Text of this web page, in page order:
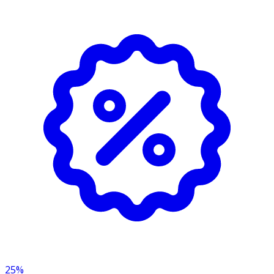
Aqua, Glycerin, Caprylic/Capric Triglyceride,
Pentaerythrityl Tetraisostearate, Diethylhexyl Carbonate,
AlphaGlucan Oligosaccharide, Dimethicone, Cetyl
Dimethicone, Butyrospermum Parkii Butter, Cetearyl
Olivate, Canola Oil, Xylitylglucoside, Sorbitan Olivate,
Cetearyl Alcohol, Butyrospermum Parkii Butter Extract,
Panthenol, Anhydroxylitol, Polymnia Sonchifolia Root
Juice, Tocopheryl Acetate, Allantoin, Sucrose Stearate,
Hydrogenated CocoGlycerides, Glyceryl Stearate, Xylitol,
Maltodextrin, Glucose, Hydrolyzed Hyaluronic Acid,
Lactobacillus, Ammonium Acryloyldimethyltaurate/VP
Copolymer, Citric Acid, Phenoxyethanol, Sodium
25%